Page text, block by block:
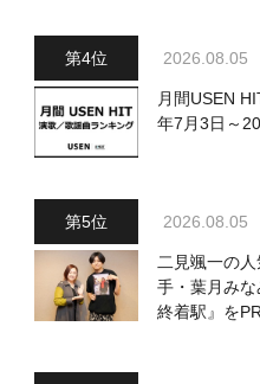
2026.08.05
月間USEN
年7月3日～
2026.08.05
二見颯一の
手・葉月み
終着駅』をPR